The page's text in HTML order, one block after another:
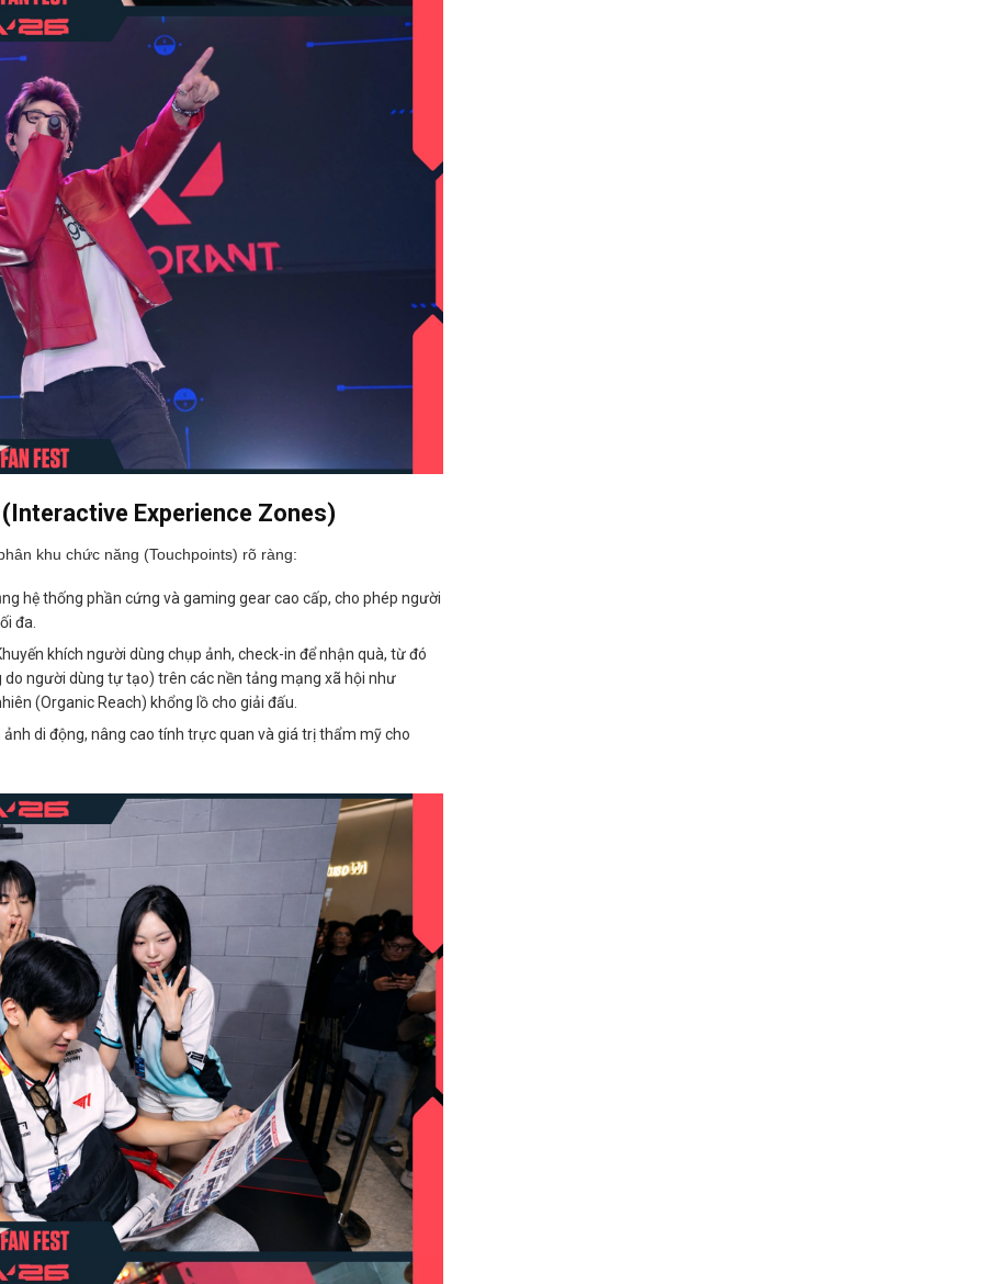
Experience Zones)
khu chức năng (Touchpoints) rõ ràng:
hệ thống phần cứng và gaming gear cao cấp, cho phép người
đa.
khích người dùng chụp ảnh, check-in để nhận quà, từ đó
người dùng tự tạo) trên các nền tảng mạng xã hội như
(Organic Reach) khổng lồ cho giải đấu.
di động, nâng cao tính trực quan và giá trị thẩm mỹ cho